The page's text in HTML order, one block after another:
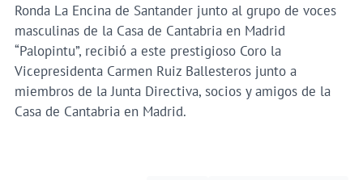
Ronda La Encina de Santander junto al grupo de voces
masculinas de la Casa de Cantabria en Madrid
“Palopintu”, recibió a este prestigioso Coro la
Vicepresidenta Carmen Ruiz Ballesteros junto a
miembros de la Junta Directiva, socios y amigos de la
Casa de Cantabria en Madrid.